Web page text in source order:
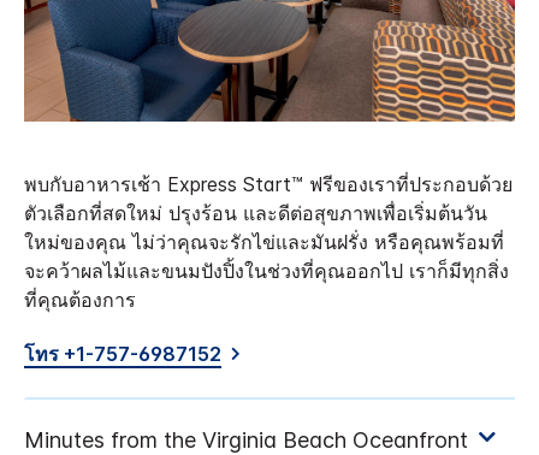
พบกับอาหารเช้า Express Start™ ฟรีของเราที่ประกอบด้วย
ตัวเลือกที่สดใหม่ ปรุงร้อน และดีต่อสุขภาพเพื่อเริ่มต้นวัน
ใหม่ของคุณ ไม่ว่าคุณจะรักไข่และมันฝรั่ง หรือคุณพร้อมที่
จะคว้าผลไม้และขนมปังปิ้งในช่วงที่คุณออกไป เราก็มีทุกสิ่ง
ที่คุณต้องการ
โทร +1-757-6987152